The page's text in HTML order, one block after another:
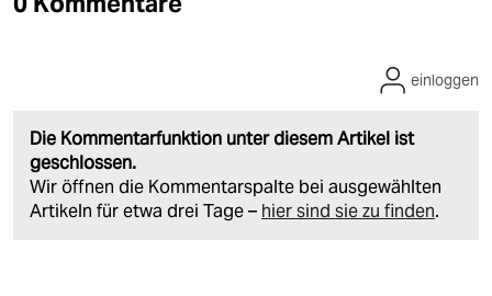
Die Kommentarfunktion unter diesem Artikel ist
geschlossen.
Wir öffnen die Kommentarspalte bei ausgewählten
Artikeln für etwa drei Tage – hier sind sie zu finden.
einloggen